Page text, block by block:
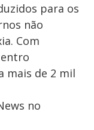
para os
não
Com
mais de 2 mil
no